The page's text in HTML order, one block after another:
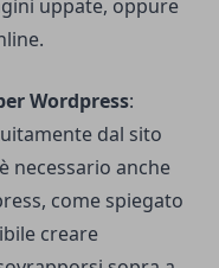
uppate, oppure
Wordpress:
dal sito
necessario anche
come spiegato
creare